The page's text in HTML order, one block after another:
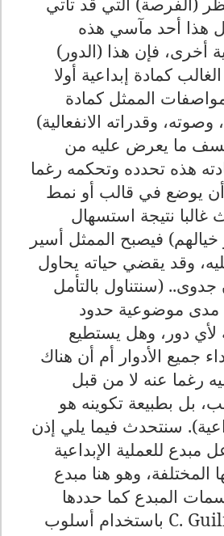
هذا أحد مآسي هذه
أخرى، فإن هذا (الدور)
كمادة إبداعية أولا
الممثل كمادة
وقدراته الانفعالية)
ما يعرض عليه من
هذه تحدده وتحكمه رغما
يوضع في قالب أو نمط
نتيجة استسهال
فيصبح الممثل أسير
وقد يقضي حياته يحاول
(سنتناول بالتأمل
مدى موضوعية حدود
لأي دور، وهل يستطيع
جميع الأدوار أم أن هناك
رغما عنه لا من قبل
بل بطبيعة تكوينه هو
سنتحدث فيما يلي إذن
للعملية الإبداعية
المختلفة، وهو هنا مبدع
المبدع كما حددها
C. باستخدام أسلوب